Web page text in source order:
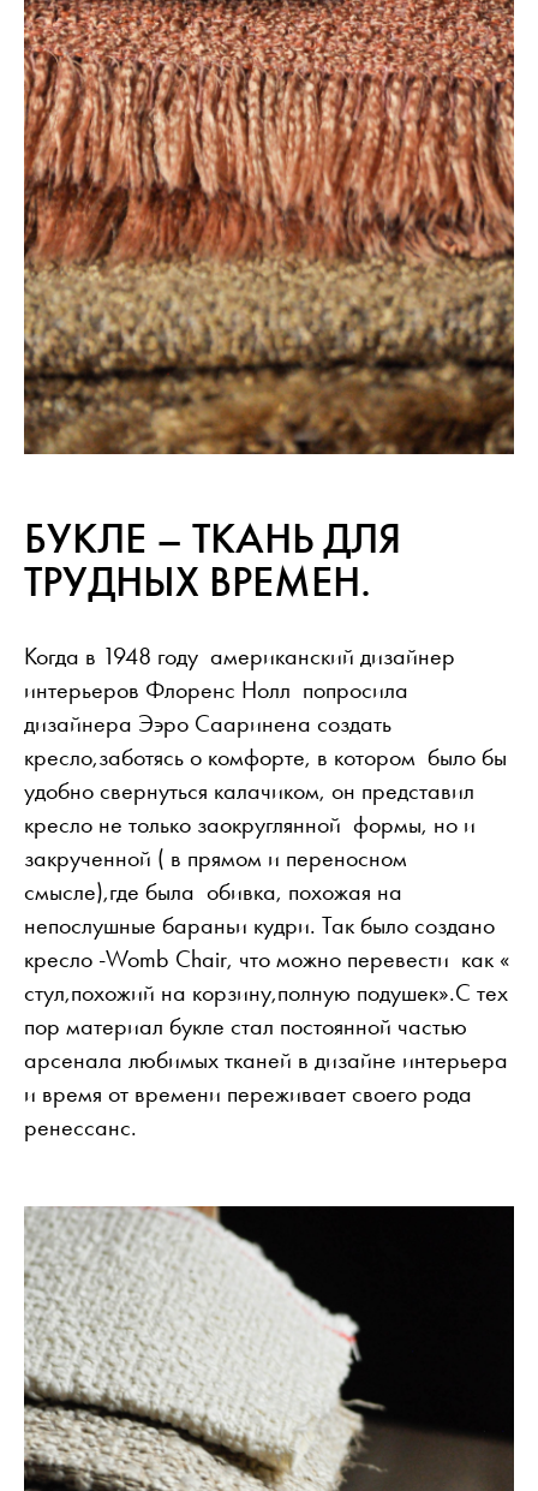
БУКЛЕ – ТКАНЬ ДЛЯ
ТРУДНЫХ ВРЕМЕН.
Когда в 1948 году американский дизайнер
интерьеров Флоренс Нолл попросила
дизайнера Ээро Сааринена создать
кресло,заботясь о комфорте, в котором было бы
удобно свернуться калачиком, он представил
кресло не только заокруглянной формы, но и
закрученной ( в прямом и переносном
смысле),где была обивка, похожая на
непослушные бараньи кудри. Так было создано
кресло -Womb Chair, что можно перевести как «
стул,похожий на корзину,полную подушек».С тех
пор материал букле стал постоянной частью
арсенала любимых тканей в дизайне интерьера
и время от времени переживает своего рода
ренессанс.